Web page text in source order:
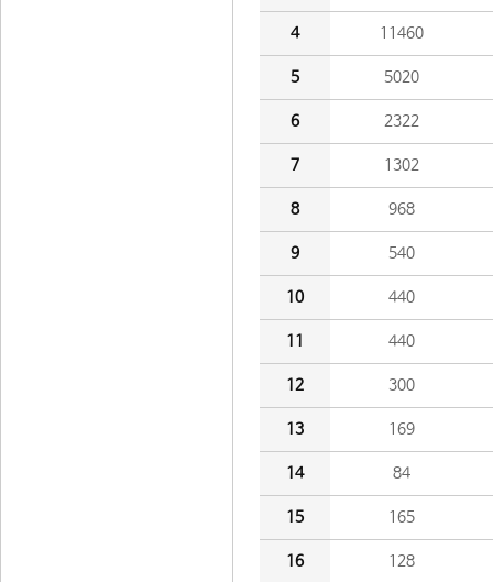
4 11460
5 5020
6 2322
7 1302
8 968
9 540
10 440
11 440
12 300
13 169
14 84
15 165
16 128